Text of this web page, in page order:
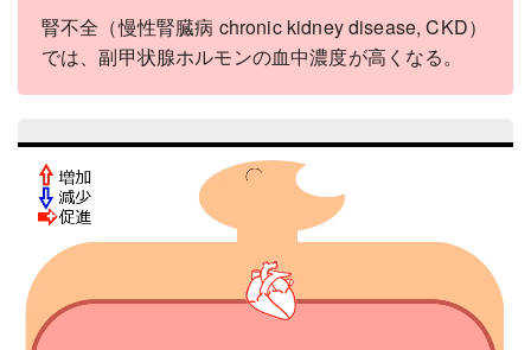
腎不全（慢性腎臓病 chronic kidney disease, CKD）
では、副甲状腺ホルモンの血中濃度が高くなる。